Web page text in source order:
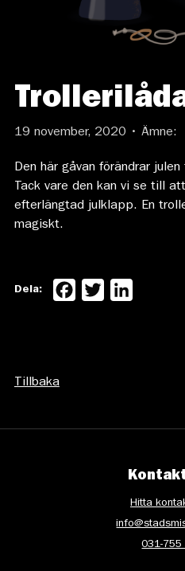
19 november, 2020 • Ämne:
Den här gåvan förändrar
Tack vare den kan vi se till
efterlängtad julklapp. En
magiskt.
Dela: Facebook
Twitter
Tillbaka
Hitta
031-755